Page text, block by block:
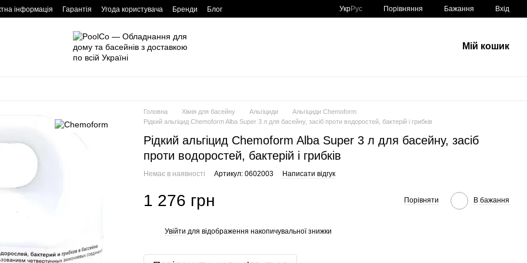
інформація Гарантія Угода користувача Бренди Блог УкрРус Порівняння Бажання Вхід
Мій кошик
Головна Хімія для басейну Альгіциди
Альгіциди Chemoform
Рідкий альгіцид Chemoform Alba Super 3 л для басейну, засіб проти водоростей, бактерій і грибків
Рідкий альгіцид Chemoform Alba Super 3 л для басейну, засіб
проти водоростей, бактерій і грибків
Немає в наявності Артикул: 0602003 Написати відгук
1 276 грн Порівняти В бажання
Увійти для відображення накопичувальної знижки